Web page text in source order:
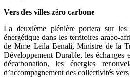
Vers des villes zéro carbone
La deuxième plénière portera sur
énergétique dans les territoires arabo-
de Mme Leila Benali, Ministre de la
Développement Durable, les échanges
décarbonation, les énergies
d’accompagnement des collectivités